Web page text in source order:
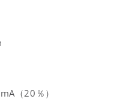
（20％）